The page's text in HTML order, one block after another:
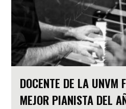
DOCENTE DE LA UNVM
MEJOR PIANISTA DEL